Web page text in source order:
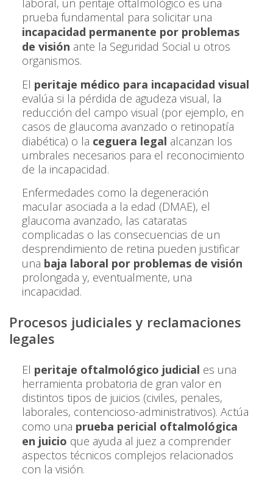
laboral, un peritaje oftalmológico es una
prueba fundamental para solicitar una
incapacidad permanente por problemas
de visión ante la Seguridad Social u otros
organismos.
El peritaje médico para incapacidad visual
evalúa si la pérdida de agudeza visual, la
reducción del campo visual (por ejemplo, en
casos de glaucoma avanzado o retinopatía
diabética) o la ceguera legal alcanzan los
umbrales necesarios para el reconocimiento
de la incapacidad.
Enfermedades como la degeneración
macular asociada a la edad (DMAE), el
glaucoma avanzado, las cataratas
complicadas o las consecuencias de un
desprendimiento de retina pueden justificar
una baja laboral por problemas de visión
prolongada y, eventualmente, una
incapacidad.
Procesos judiciales y reclamaciones
legales
El peritaje oftalmológico judicial es una
herramienta probatoria de gran valor en
distintos tipos de juicios (civiles, penales,
laborales, contencioso-administrativos). Actúa
como una prueba pericial oftalmológica
en juicio que ayuda al juez a comprender
aspectos técnicos complejos relacionados
con la visión.